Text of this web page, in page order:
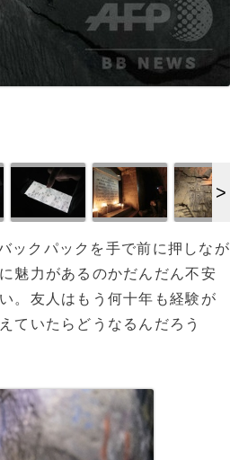
ックパックを手で前に押しなが
魅力があるのかだんだん不安
。友人はもう何十年も経験が
ていたらどうなるんだろう